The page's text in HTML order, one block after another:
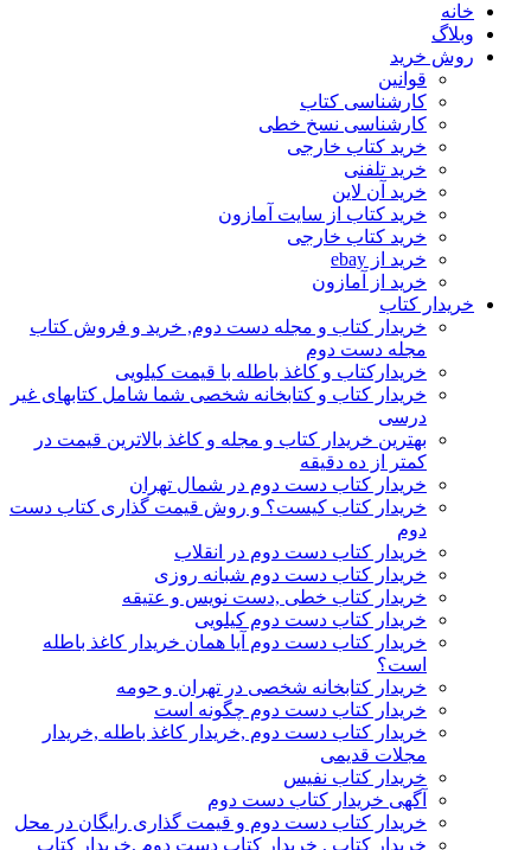
خانه
وبلاگ
روش خرید
قوانین
کارشناسی کتاب
کارشناسی نسخ خطی
خرید کتاب خارجی
خرید تلفنی
خرید آن لاین
خرید کتاب از سایت آمازون
خرید کتاب خارجی
خرید از ebay
خرید از آمازون
خریدار کتاب
خریدار کتاب و مجله دست دوم, خرید و فروش کتاب
مجله دست دوم
خریدارکتاب و کاغذ باطله با قیمت کیلویی
خریدار کتاب و کتابخانه شخصی شما شامل کتابهای غیر
درسی
بهترین خریدار کتاب و مجله و کاغذ بالاترین قیمت در
کمتر از ده دقیقه
خریدار کتاب دست دوم در شمال تهران
خریدار کتاب کیست؟ و روش قیمت گذاری کتاب دست
دوم
خریدار کتاب دست دوم در انقلاب
خریدار کتاب دست دوم شبانه روزی
خریدار کتاب خطی ,دست نویس و عتیقه
خریدار کتاب دست دوم کیلویی
خریدار کتاب دست دوم آیا همان خریدار کاغذ باطله
است؟
خریدار کتابخانه شخصی در تهران و حومه
خریدار کتاب دست دوم چگونه است
خریدار کتاب دست دوم ,خریدار کاغذ باطله ,خریدار
مجلات قدیمی
خریدار کتاب نفیس
آگهی خریدار کتاب دست دوم
خریدار کتاب دست دوم و قیمت گذاری رایگان در محل
خریدار کتاب , خریدار کتاب دست دوم ,خریدار کتاب